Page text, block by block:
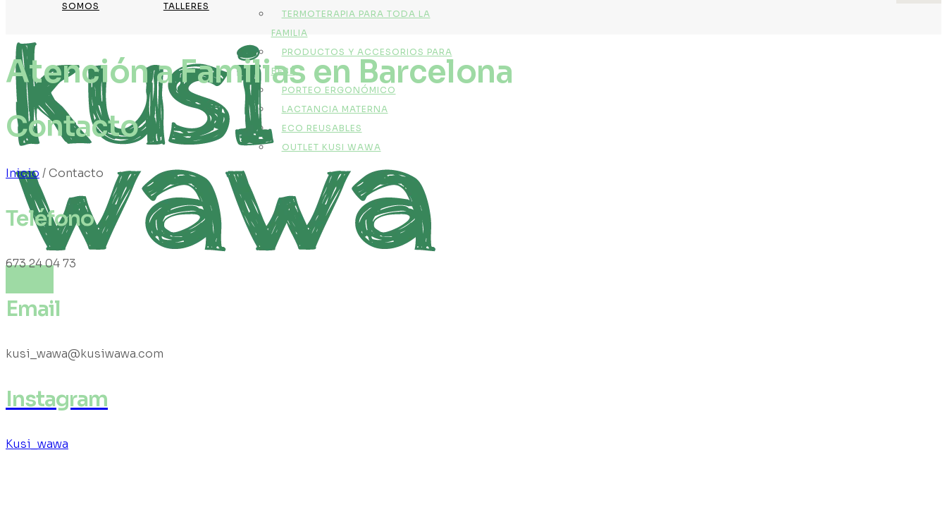
SOMOS
TALLERES
TERMOTERAPIA PARA TODA LA
FAMILIA
PRODUCTOS Y ACCESORIOS PARA
BEBÉ
PORTEO ERGONÓMICO
LACTANCIA MATERNA
ECO REUSABLES
OUTLET KUSI WAWA
Atención a Familias en Barcelona
Contacto
Inicio / Contacto
Teléfono
673 24 04 73
Email
kusi_wawa@kusiwawa.com
Instagram
Kusi_wawa